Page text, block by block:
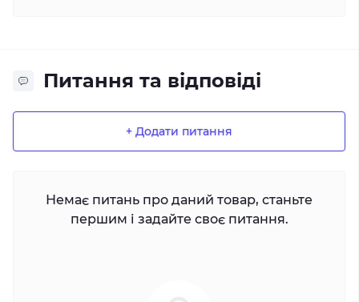
Питання та відповіді
+ Додати питання
Немає питань про даний товар, станьте
першим і задайте своє питання.